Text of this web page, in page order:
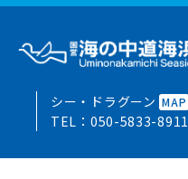
シー・ドラグーンMAP
TEL： 050-5833-8911